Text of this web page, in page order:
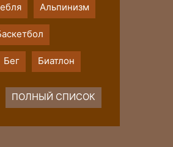
Альпинизм
Бег Биатлон
ПОЛНЫЙ СПИСОК